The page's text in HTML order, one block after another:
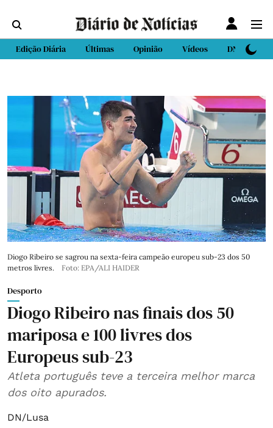
Edição Diária Últimas Opinião Vídeos DN Sport
Diogo Ribeiro se sagrou na sexta-feira campeão europeu sub-23 dos 50
metros livres.
Foto: EPA/ALI HAIDER
Desporto
Diogo Ribeiro nas finais dos 50
mariposa e 100 livres dos
Europeus sub-23
Atleta português teve a terceira melhor marca
dos oito apurados.
DN/Lusa